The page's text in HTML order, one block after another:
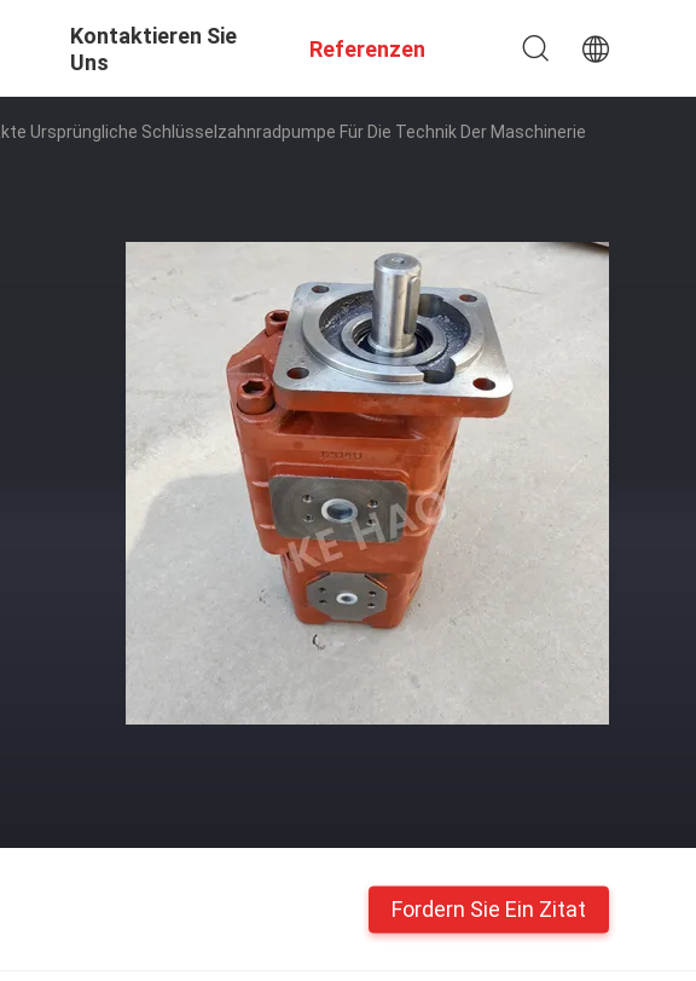
Kontaktieren Sie
Uns
Referenzen
Ursprüngliche Schlüsselzahnradpumpe Für Die Technik Der Maschinerie
Fordern Sie Ein Zitat